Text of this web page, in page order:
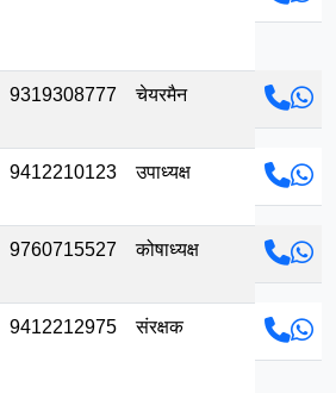
9319308777 चेयरमैन
9412210123 उपाध्यक्ष
9760715527 कोषाध्यक्ष
9412212975 संरक्षक